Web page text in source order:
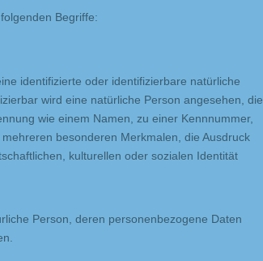
Begriffe:
identifizierte oder identifizierbare natürliche
wird eine natürliche Person angesehen, die
wie einem Namen, zu einer Kennnummer,
besonderen Merkmalen, die Ausdruck
kulturellen oder sozialen Identität
Person, deren personenbezogene Daten